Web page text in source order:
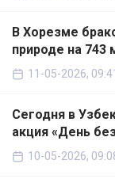
В Хорезме
природе на 743
11-05-2026, 09:41
Сегодня в
акция «День
10-05-2026,